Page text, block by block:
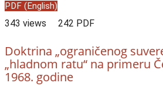
PDF (English)
343 views 242 PDF
Doktrina „ograničenog
„hladnom ratu“ na primeru
1968. godine